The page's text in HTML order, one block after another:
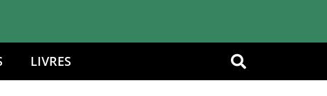
OK
LIVRES